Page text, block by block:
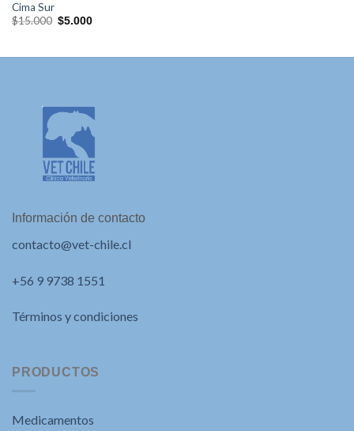
Cima Sur
$15.000 El
$15.000.
$5.000El
$5.000.
Información de contacto
contacto@vet-chile.cl
+56 9 9738 1551
Términos y condiciones
PRODUCTOS
Medicamentos